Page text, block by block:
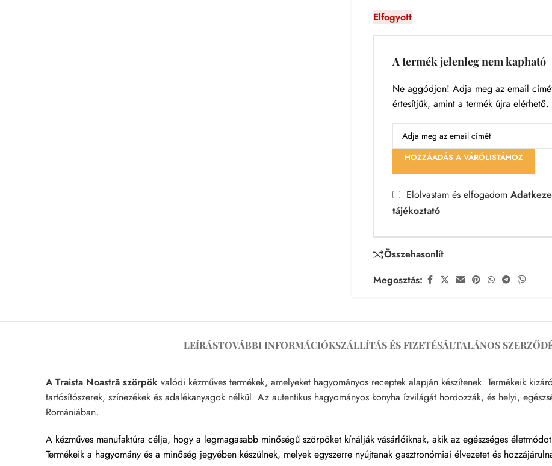
Elfogyott
A termék jelenleg nem kapható
Ne aggódjon! Adja meg az email
értesítjük, amint a termék újra elérhető.
HOZZÁADÁS A VÁRÓLISTÁHOZ
Elolvastam és elfogadom
tájékoztató
Összehasonlít
Megosztás:
LEÍRÁSTOVÁBBI INFORMÁCIÓKSZÁLLÍTÁS ÉS FIZETÉSÁLTALÁNOS
A Traista Noastră szörpök valódi kézműves termékek, amelyeket hagyományos receptek alapján készítenek. Termékeik
tartósítószerek, színezékek és adalékanyagok nélkül. Az autentikus hagyományos konyha ízvilágát hordozzák, és helyi,
Romániában.
A kézműves manufaktúra célja, hogy a legmagasabb minőségű szörpöket kínálják vásárlóiknak, akik az egészséges
Termékeik a hagyomány és a minőség jegyében készülnek, melyek egyszerre nyújtanak gasztronómiai élvezetet és